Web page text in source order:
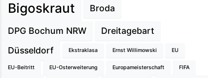
Bigoskraut Broda
DPG Bochum NRW
Dreitagebart
Düsseldorf
Ekstraklasa Ernst Willimowski EU
EU-Beitritt EU-Osterweiterung Europameisterschaft FIFA